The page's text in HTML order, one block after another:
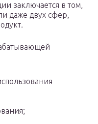
заключается в том,
даже двух сфер,